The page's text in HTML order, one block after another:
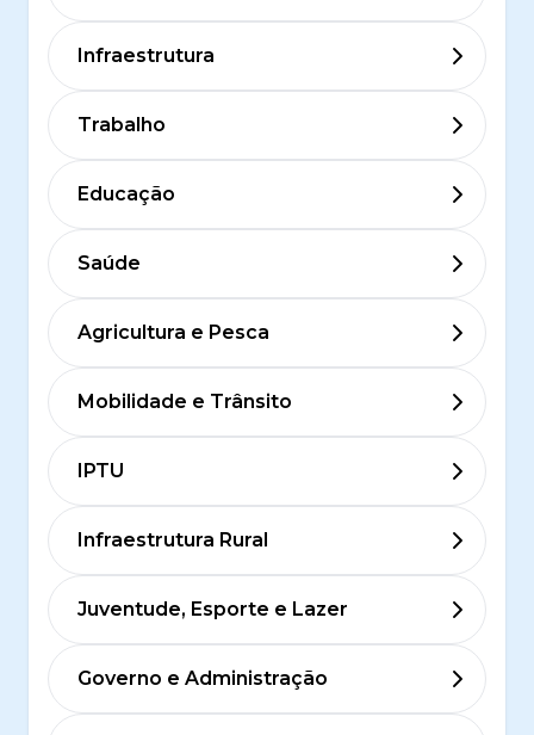
Infraestrutura
Trabalho
Educação
Saúde
Agricultura e Pesca
Mobilidade e Trânsito
IPTU
Infraestrutura Rural
Juventude, Esporte e Lazer
Governo e Administração